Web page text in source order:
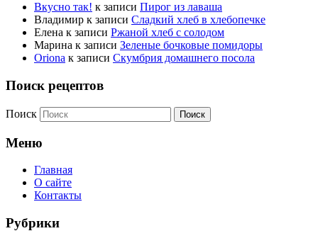
Вкусно так! к записи Пирог из лаваша
Владимир к записи Сладкий хлеб в хлебопечке
Елена к записи Ржаной хлеб с солодом
Марина к записи Зеленые бочковые помидоры
Oriona к записи Скумбрия домашнего посола
Поиск рецептов
Поиск
Меню
Главная
О сайте
Контакты
Рубрики